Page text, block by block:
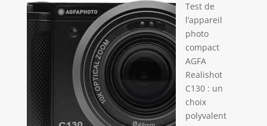
Test de
l’appareil
photo
compact
AGFA
Realishot
C130 : un
choix
polyvalent